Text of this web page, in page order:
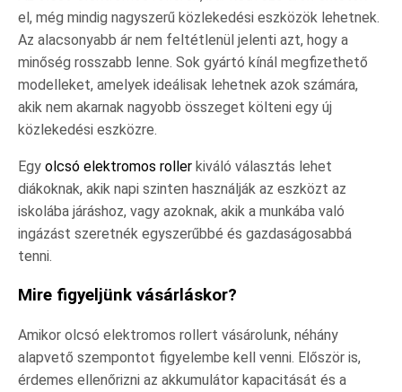
el, még mindig nagyszerű közlekedési eszközök lehetnek.
Az alacsonyabb ár nem feltétlenül jelenti azt, hogy a
minőség rosszabb lenne. Sok gyártó kínál megfizethető
modelleket, amelyek ideálisak lehetnek azok számára,
akik nem akarnak nagyobb összeget költeni egy új
közlekedési eszközre.
Egy olcsó elektromos roller kiváló választás lehet
diákoknak, akik napi szinten használják az eszközt az
iskolába járáshoz, vagy azoknak, akik a munkába való
ingázást szeretnék egyszerűbbé és gazdaságosabbá
tenni.
Mire figyeljünk vásárláskor?
Amikor olcsó elektromos rollert vásárolunk, néhány
alapvető szempontot figyelembe kell venni. Először is,
érdemes ellenőrizni az akkumulátor kapacitását és a